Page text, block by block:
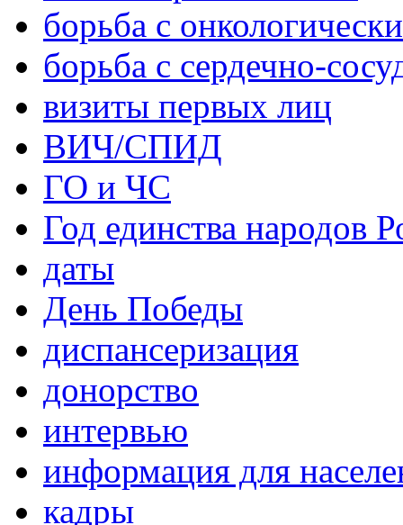
борьба с
борьба с сердечно-
визиты первых лиц
ВИЧ/СПИД
ГО и ЧС
Год единства народов
даты
День Победы
диспансеризация
донорство
интервью
информация для
кадры